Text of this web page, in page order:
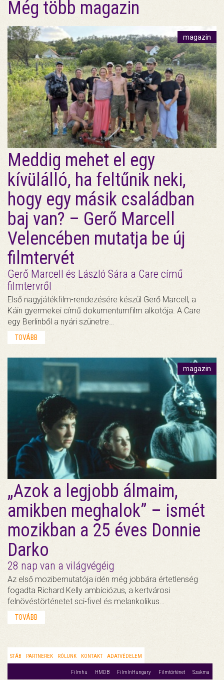
Még több magazin
magazin
Meddig mehet el egy
kívülálló, ha feltűnik neki,
hogy egy másik családban
baj van? – Gerő Marcell
Velencében mutatja be új
filmtervét
Gerő Marcell és László Sára a Care című
filmtervről
Első nagyjátékfilm-rendezésére készül Gerő Marcell, a
Káin gyermekei című dokumentumfilm alkotója. A Care
egy Berlinből a nyári szünetre…
TOVÁBB
magazin
„Azok a legjobb álmaim,
amikben meghalok” – ismét
mozikban a 25 éves Donnie
Darko
28 nap van a világvégéig
Az első mozibemutatója idén még jobbára értetlenség
fogadta Richard Kelly ambíciózus, a kertvárosi
felnövéstörténetet sci-fivel és melankolikus…
TOVÁBB
STÁB PARTNEREK RÓLUNK KONTAKT ADATVÉDELEM
Filmhu HMDB FilmInHungary Filmtörténet Szakma